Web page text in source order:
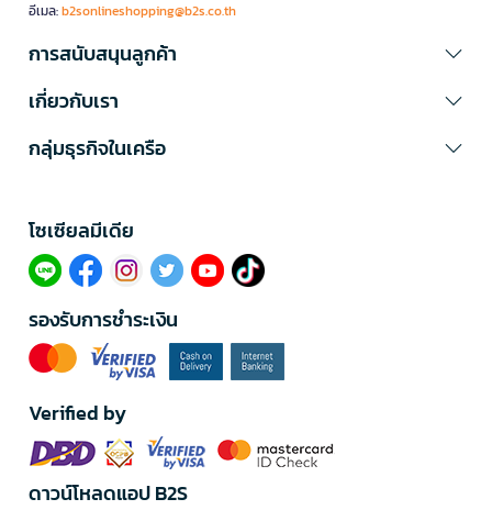
อีเมล:b2sonlineshopping@b2s.co.th
การสนับสนุนลูกค้า
เกี่ยวกับเรา
กลุ่มธุรกิจในเครือ
โซเซียลมีเดีย​
รองรับการชำระเงิน
Verified by
ดาวน์โหลดแอป B2S